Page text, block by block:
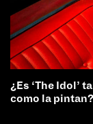
¿Es ‘The Idol’
como la pintan?